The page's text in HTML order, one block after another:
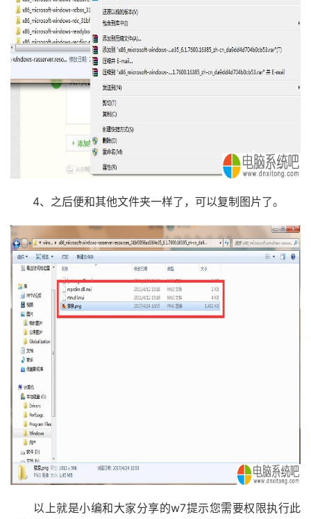
4、之后便和其他文件夹一样了，可以复制图片了。
以上就是小编和大家分享的w7提示您需要权限执行此